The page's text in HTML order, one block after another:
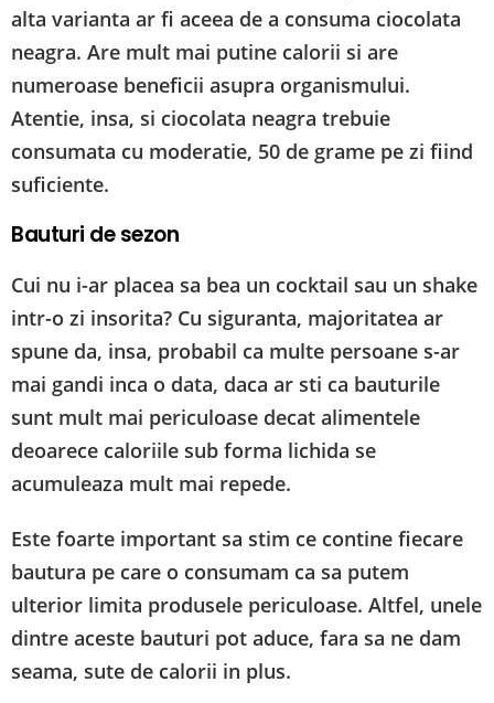
alta varianta ar fi aceea de a consuma ciocolata
neagra. Are mult mai putine calorii si are
numeroase beneficii asupra organismului.
Atentie, insa, si ciocolata neagra trebuie
consumata cu moderatie, 50 de grame pe zi fiind
suficiente.
Bauturi de sezon
Cui nu i-ar placea sa bea un cocktail sau un shake
intr-o zi insorita? Cu siguranta, majoritatea ar
spune da, insa, probabil ca multe persoane s-ar
mai gandi inca o data, daca ar sti ca bauturile
sunt mult mai periculoase decat alimentele
deoarece caloriile sub forma lichida se
acumuleaza mult mai repede.
Este foarte important sa stim ce contine fiecare
bautura pe care o consumam ca sa putem
ulterior limita produsele periculoase. Altfel, unele
dintre aceste bauturi pot aduce, fara sa ne dam
seama, sute de calorii in plus.